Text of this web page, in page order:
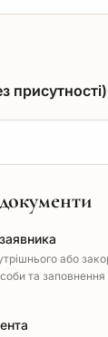
присутності)
або
та